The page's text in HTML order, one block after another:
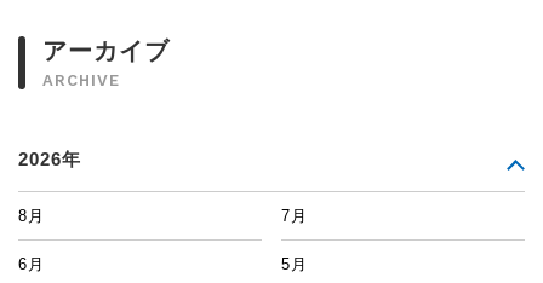
アーカイブ
ARCHIVE
2026年
8月 7月
6月 5月